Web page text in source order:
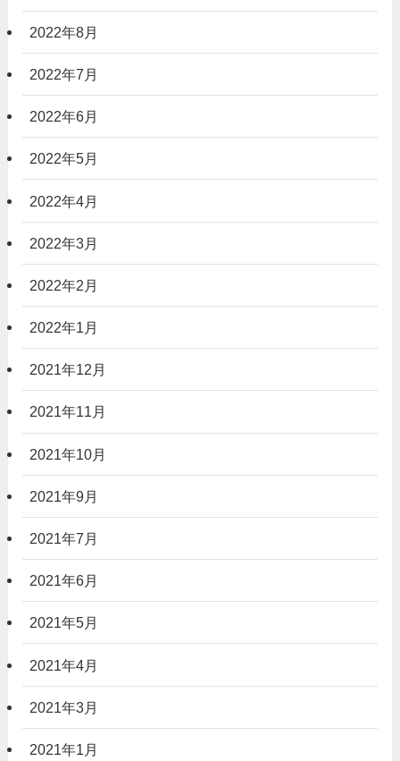
2022年8月
2022年7月
2022年6月
2022年5月
2022年4月
2022年3月
2022年2月
2022年1月
2021年12月
2021年11月
2021年10月
2021年9月
2021年7月
2021年6月
2021年5月
2021年4月
2021年3月
2021年1月